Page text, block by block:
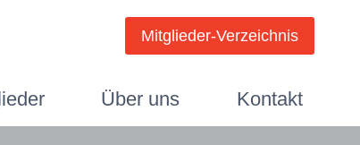
Mitglieder-Verzeichnis
Über uns Kontakt